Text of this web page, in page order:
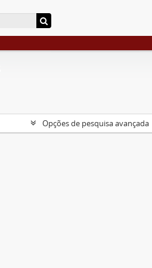
Opções de pesquisa avançada